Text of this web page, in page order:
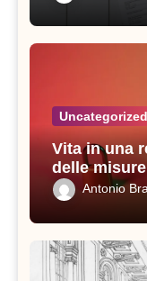
Uncategorized
Vita in una
delle
consigli utili
Antonio